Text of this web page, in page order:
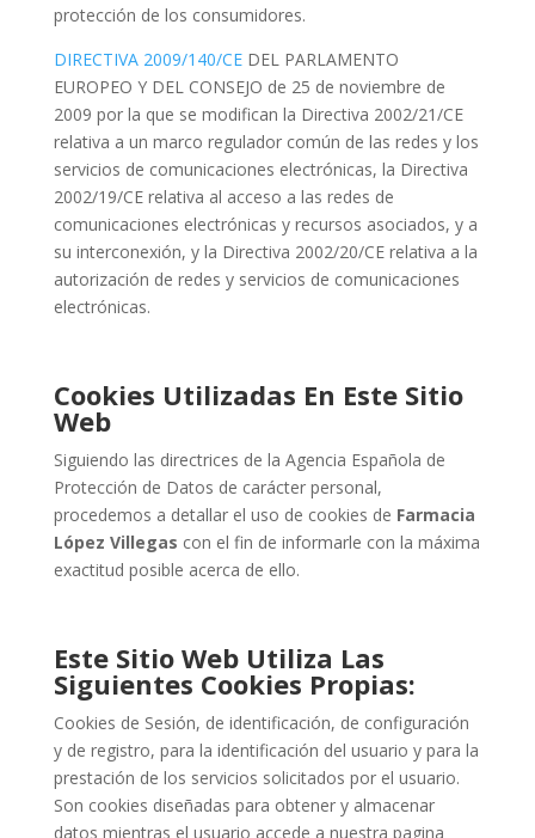
protección de los consumidores.
DIRECTIVA 2009/140/CE DEL PARLAMENTO
EUROPEO Y DEL CONSEJO de 25 de noviembre de
2009 por la que se modifican la Directiva 2002/21/CE
relativa a un marco regulador común de las redes y los
servicios de comunicaciones electrónicas, la Directiva
2002/19/CE relativa al acceso a las redes de
comunicaciones electrónicas y recursos asociados, y a
su interconexión, y la Directiva 2002/20/CE relativa a la
autorización de redes y servicios de comunicaciones
electrónicas.
Cookies Utilizadas En Este Sitio
Web
Siguiendo las directrices de la Agencia Española de
Protección de Datos de carácter personal,
procedemos a detallar el uso de cookies de Farmacia
López Villegas con el fin de informarle con la máxima
exactitud posible acerca de ello.
Este Sitio Web Utiliza Las
Siguientes Cookies Propias:
Cookies de Sesión, de identificación, de configuración
y de registro, para la identificación del usuario y para la
prestación de los servicios solicitados por el usuario.
Son cookies diseñadas para obtener y almacenar
datos mientras el usuario accede a nuestra pagina